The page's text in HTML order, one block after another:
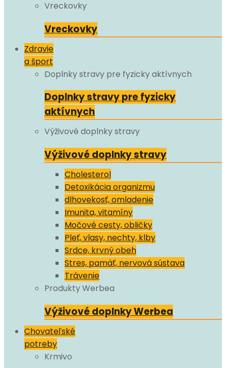
Vreckovky
Vreckovky
Zdravie
a šport
Doplnky stravy pre fyzicky aktívnych
Doplnky stravy pre fyzicky
aktívnych
Výživové doplnky stravy
Výživové doplnky stravy
Cholesterol
Detoxikácia organizmu
dlhovekosť, omladenie
Imunita, vitamíny
Močové cesty, obličky
Pleť, vlasy, nechty, klby
Srdce, krvný obeh
Stres, pamäť, nervová sústava
Trávenie
Produkty Werbea
Výživové doplnky Werbea
Chovateľské
potreby
Krmivo